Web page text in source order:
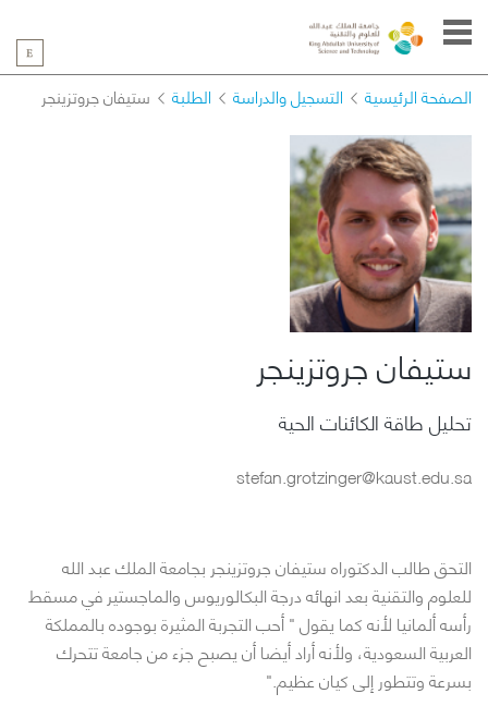
الصفحة الرئيسية التسجيل والدراسة الطلبة ستيفان جروتزينجر
ستيفان جروتزينجر
تحليل طاقة الكائنات الحية
stefan.grotzinger@kaust.edu.sa
التحق طالب الدكتوراه ستيفان جروتزينجر بجامعة الملك عبد الله
للعلوم والتقنية بعد انهائه درجة البكالوريوس والماجستير في مسقط
رأسه ألمانيا لأنه كما يقول " أحب التجربة المثيرة بوجوده بالمملكة
العربية السعودية، ولأنه أراد أيضا أن يصبح جزء من جامعة تتحرك
بسرعة وتتطور إلى كيان عظيم."